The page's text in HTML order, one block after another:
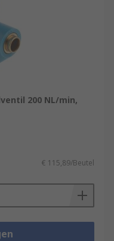
200 NL/min,
€ 115,89/Beutel